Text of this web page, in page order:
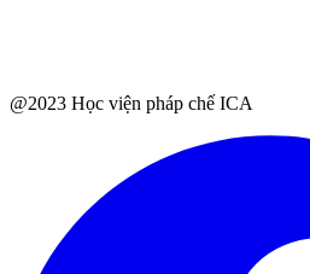
@2023 Học viện pháp chế ICA